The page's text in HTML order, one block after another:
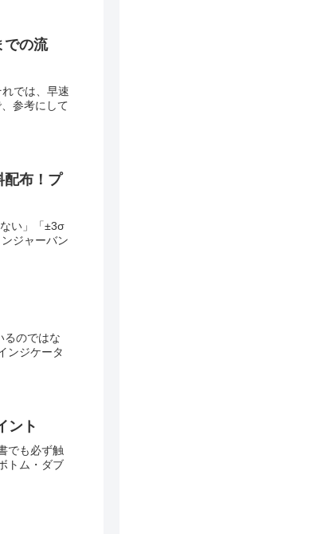
での流
では、早速
参考にして
配布！プ
い」「±3σ
ジャーバン
るのではな
ンジケータ
ント
でも必ず触
トム・ダブ